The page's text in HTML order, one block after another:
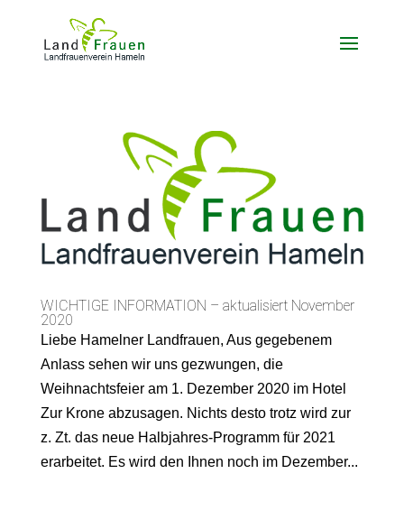
WICHTIGE INFORMATION – aktualisiert November
2020
Liebe Hamelner Landfrauen, Aus gegebenem
Anlass sehen wir uns gezwungen, die
Weihnachtsfeier am 1. Dezember 2020 im Hotel
Zur Krone abzusagen. Nichts desto trotz wird zur
z. Zt. das neue Halbjahres-Programm für 2021
erarbeitet. Es wird den Ihnen noch im Dezember...